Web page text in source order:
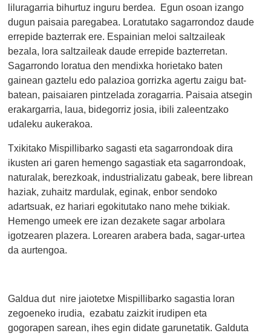
liluragarria bihurtuz inguru berdea. Egun osoan izango
dugun paisaia paregabea. Loratutako sagarrondoz daude
errepide bazterrak ere. Espainian meloi saltzaileak
bezala, lora saltzaileak daude errepide bazterretan.
Sagarrondo loratua den mendixka horietako baten
gainean gaztelu edo palazioa gorrizka agertu zaigu bat-
batean, paisaiaren pintzelada zoragarria. Paisaia atsegin
erakargarria, laua, bidegorriz josia, ibili zaleentzako
udaleku aukerakoa.
Txikitako Mispillibarko sagasti eta sagarrondoak dira
ikusten ari garen hemengo sagastiak eta sagarrondoak,
naturalak, berezkoak, industrializatu gabeak, bere librean
haziak, zuhaitz mardulak, eginak, enbor sendoko
adartsuak, ez hariari egokitutako nano mehe txikiak.
Hemengo umeek ere izan dezakete sagar arbolara
igotzearen plazera. Lorearen arabera bada, sagar-urtea
da aurtengoa.
Galdua dut nire jaiotetxe Mispillibarko sagastia loran
zegoeneko irudia, ezabatu zaizkit irudipen eta
gogorapen sarean, ihes egin didate garunetatik. Galduta